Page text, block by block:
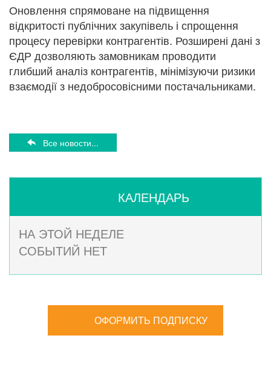
Оновлення спрямоване на підвищення
відкритості публічних закупівель і спрощення
процесу перевірки контрагентів. Розширені дані з
ЄДР дозволяють замовникам проводити
глибший аналіз контрагентів, мінімізуючи ризики
взаємодії з недобросовісними постачальниками.
Все новости...
КАЛЕНДАРЬ
НА ЭТОЙ НЕДЕЛЕ
СОБЫТИЙ НЕТ
ОФОРМИТЬ ПОДПИСКУ